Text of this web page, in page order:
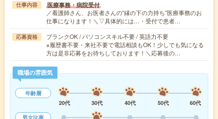
仕事内容 医療事務・病院受付
／看護師さん、お医者さんの“縁の下の力持ち”医療事務のお
仕事になります！＼▽具体的には…・受付で患者…
応募資格
ブランクOK / パソコンスキル不要 / 英語力不要
※履歴書不要・来社不要で電話相談もOK！少しでも気になる
方は是非応募をお待ちしております！＼応募後の…
職場の雰囲気
年齢層
20代
30代 40代 50代
60代
男女比率